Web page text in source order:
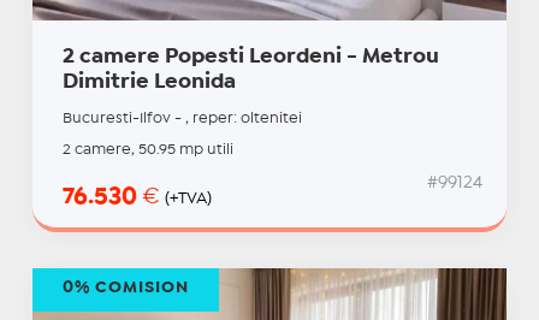
2 camere Popesti Leordeni - Metrou
Dimitrie Leonida
Bucuresti-Ilfov - , reper: oltenitei
2 camere, 50.95 mp utili
76.530 € (+TVA)
#99124
0% COMISION